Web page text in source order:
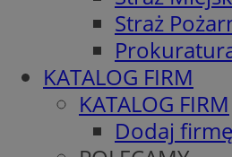
Straż
KATALOG FIRM
KATALOG FIRM
Dodaj